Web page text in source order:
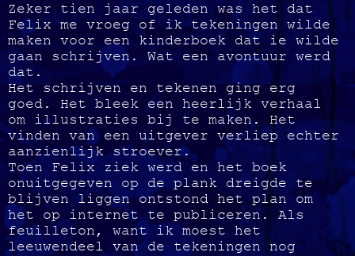
Zeker tien jaar geleden was het dat
Felix me vroeg of ik tekeningen wilde
maken voor een kinderboek dat ie wilde
gaan schrijven. Wat een avontuur werd
dat.
Het schrijven en tekenen ging erg
goed. Het bleek een heerlijk verhaal
om illustraties bij te maken. Het
vinden van een uitgever verliep echter
aanzienlijk stroever.
Toen Felix ziek werd en het boek
onuitgegeven op de plank dreigde te
blijven liggen ontstond het plan om
het op internet te publiceren. Als
feuilleton, want ik moest het
leeuwendeel van de tekeningen nog